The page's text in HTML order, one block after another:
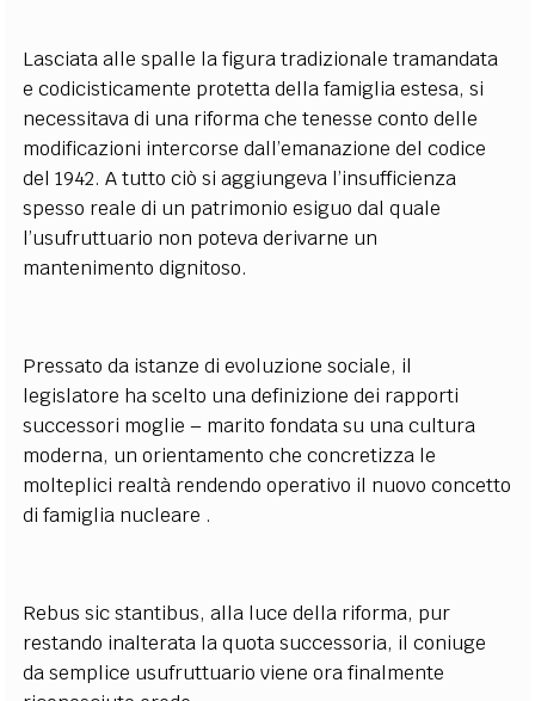
Lasciata alle spalle la figura tradizionale tramandata
e codicisticamente protetta della famiglia estesa, si
necessitava di una riforma che tenesse conto delle
modificazioni intercorse dall’emanazione del codice
del 1942. A tutto ciò si aggiungeva l’insufficienza
spesso reale di un patrimonio esiguo dal quale
l’usufruttuario non poteva derivarne un
mantenimento dignitoso.
Pressato da istanze di evoluzione sociale, il
legislatore ha scelto una definizione dei rapporti
successori moglie – marito fondata su una cultura
moderna, un orientamento che concretizza le
molteplici realtà rendendo operativo il nuovo concetto
di famiglia nucleare .
Rebus sic stantibus, alla luce della riforma, pur
restando inalterata la quota successoria, il coniuge
da semplice usufruttuario viene ora finalmente